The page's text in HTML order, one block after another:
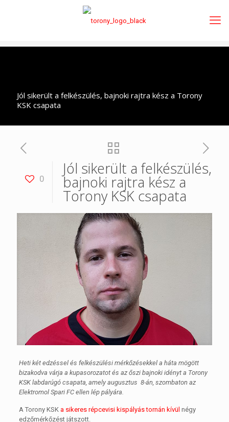
Jól sikerült a felkészülés, bajnoki rajtra kész a Torony
KSK csapata
0
Jól sikerült a felkészülés,
bajnoki rajtra kész a
Torony KSK csapata
Heti két edzéssel és felkészülési mérkőzésekkel a háta mögött
bizakodva várja a kupasorozatot és az őszi bajnoki idényt a Torony
KSK labdarúgó csapata, amely augusztus 8-án, szombaton az
Elektromol Spari FC ellen lép pályára.
A Torony KSK a sikeres répcevisi kispályás tornán kívül négy
edzőmérkőzést játszott.